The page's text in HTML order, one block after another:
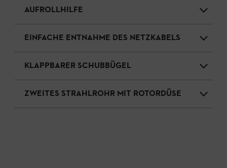
AUFROLLHILFE
EINFACHE ENTNAHME DES NETZKABELS
KLAPPBARER SCHUBBÜGEL
ZWEITES STRAHLROHR MIT ROTORDÜSE